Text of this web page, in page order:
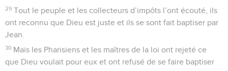
29 Tout le peuple et les collecteurs d’impôts l’ont écouté, ils
ont reconnu que Dieu est juste et ils se sont fait baptiser par
Jean.
30 Mais les Pharisiens et les maîtres de la loi ont rejeté ce
que Dieu voulait pour eux et ont refusé de se faire baptiser